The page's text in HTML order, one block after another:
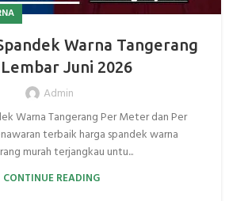
Warna Tangerang
Juni 2026
Admin
Warna Tangerang Per Meter dan Per
terbaik harga spandek warna
murah terjangkau untu...
CONTINUE READING